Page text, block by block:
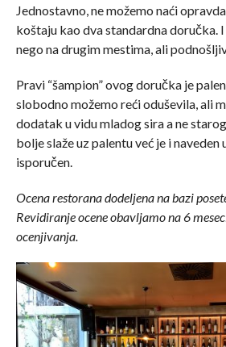
Jednostavno, ne možemo naći
koštaju kao dva standardna doručka.
nego na drugim mestima, ali
Pravi “šampion” ovog doručka je
slobodno možemo reći oduševila, ali
dodatak u vidu mladog sira a ne
bolje slaže uz palentu već je i naveden
isporučen.
Ocena restorana dodeljena na bazi
Revidiranje ocene obavljamo na 6
ocenjivanja.